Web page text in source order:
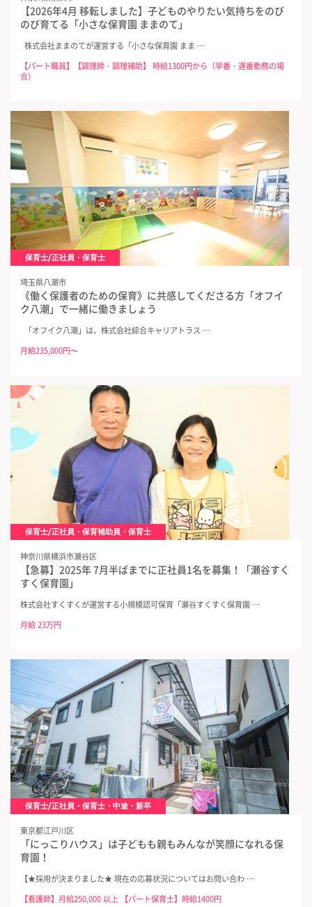
【2026年4月 移転しました】子どものやりたい気持ちをのび
のび育てる「小さな保育園 ままのて」
株式会社ままのてが運営する「小さな保育園 まま …
【パート職員】【調理師・調理補助】 時給1300円から（早番・遅番勤務の場
合）
保育士/正社員・保育士
埼玉県八潮市
《働く保護者のための保育》に共感してくださる方「オフイ
ク八潮」で一緒に働きましょう
「オフイク八潮」は、株式会社綜合キャリアトラス …
月給235,000円〜
保育士/正社員・保育補助員・保育士
神奈川県横浜市瀬谷区
【急募】2025年 7月半ばまでに正社員1名を募集！「瀬谷すく
すく保育園」
株式会社すくすくが運営する小規模認可保育「瀬谷すくすく保育園 …
月給 23万円
保育士/正社員・保育士・中途・新卒
東京都江戸川区
「にっこりハウス」は子どもも親もみんなが笑顔になれる保
育園！
【★採用が決まりました★ 現在の応募状況についてはお問い合わ …
【看護師】月給250,000 以上 【パート保育士】時給1400円